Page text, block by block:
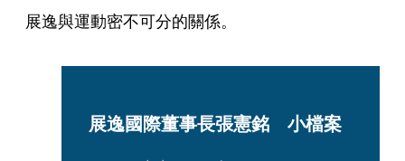
展逸與運動密不可分的關係。
展逸國際董事長張憲銘　小檔案